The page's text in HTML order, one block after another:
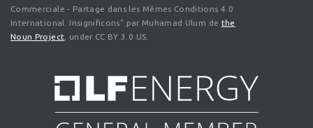
Commerciale - Partage dans les Mêmes Conditions 4.0
International. Insignificons" par Muhamad Ulum de the
Noun Project , under CC BY 3.0 US.